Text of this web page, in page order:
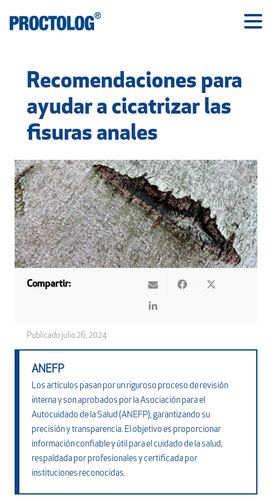
Recomendaciones para
ayudar a cicatrizar las
fisuras anales
Compartir:
Publicado julio 26, 2024
ANEFP
Los artículos pasan por un riguroso proceso de revisión
interna y son aprobados por la Asociación para el
Autocuidado de la Salud (ANEFP), garantizando su
precisión y transparencia. El objetivo es proporcionar
información confiable y útil para el cuidado de la salud,
respaldada por profesionales y certificada por
instituciones reconocidas.